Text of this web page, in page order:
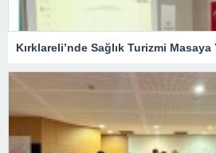
Kırklareli’nde Sağlık Turizmi Masaya